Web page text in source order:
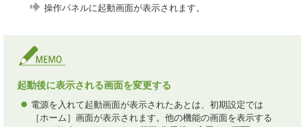
操作パネルに起動画面が表示されます。
起動後に表示される画面を変更する
電源を入れて起動画面が表示されたあとは、初期設定では
［ホーム］画面が表示されます。他の機能の画面を表示する